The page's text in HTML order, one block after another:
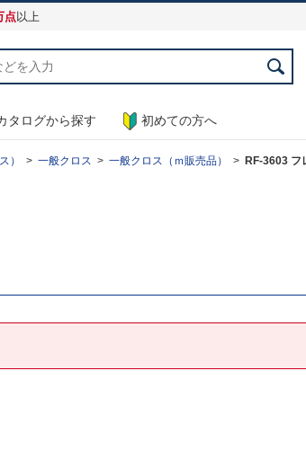
点以上
タログから探す 初めての方へ
） 一般クロス 一般クロス（ｍ販売品） RF-3603 フ